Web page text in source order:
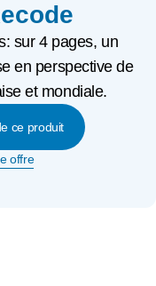
sur 4 pages, un
en perspective de
et mondiale.
ce produit
offre